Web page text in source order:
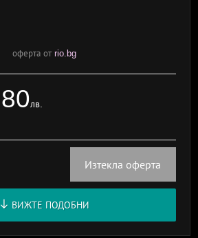
оферта от rio.bg
лв.
Изтекла оферта
ВИЖТЕ ПОДОБНИ